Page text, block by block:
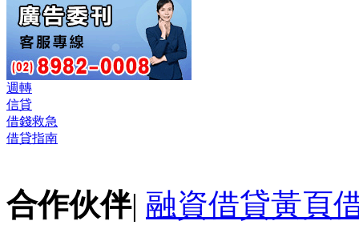
週轉
信貸
借錢救急
借貸指南
合作伙伴| 融資借貸黃頁